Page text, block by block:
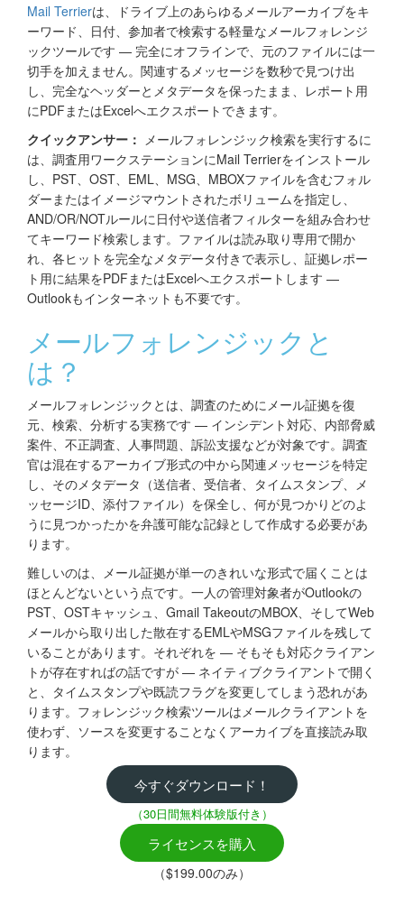
Mail Terrierは、ドライブ上のあらゆるメールアーカイブをキ
ーワード、日付、参加者で検索する軽量なメールフォレンジ
ックツールです — 完全にオフラインで、元のファイルには一
切手を加えません。関連するメッセージを数秒で見つけ出
し、完全なヘッダーとメタデータを保ったまま、レポート用
にPDFまたはExcelへエクスポートできます。
クイックアンサー：
メールフォレンジック検索を実行するに
は、調査用ワークステーションにMail Terrierをインストール
し、PST、OST、EML、MSG、MBOXファイルを含むフォル
ダーまたはイメージマウントされたボリュームを指定し、
AND/OR/NOTルールに日付や送信者フィルターを組み合わせ
てキーワード検索します。ファイルは読み取り専用で開か
れ、各ヒットを完全なメタデータ付きで表示し、証拠レポー
ト用に結果をPDFまたはExcelへエクスポートします —
Outlookもインターネットも不要です。
メールフォレンジックと
は？
メールフォレンジックとは、調査のためにメール証拠を復
元、検索、分析する実務です — インシデント対応、内部脅威
案件、不正調査、人事問題、訴訟支援などが対象です。調査
官は混在するアーカイブ形式の中から関連メッセージを特定
し、そのメタデータ（送信者、受信者、タイムスタンプ、メ
ッセージID、添付ファイル）を保全し、何が見つかりどのよ
うに見つかったかを弁護可能な記録として作成する必要があ
ります。
難しいのは、メール証拠が単一のきれいな形式で届くことは
ほとんどないという点です。一人の管理対象者がOutlookの
PST、OSTキャッシュ、Gmail TakeoutのMBOX、そしてWeb
メールから取り出した散在するEMLやMSGファイルを残して
いることがあります。それぞれを — そもそも対応クライアン
トが存在すればの話ですが — ネイティブクライアントで開く
と、タイムスタンプや既読フラグを変更してしまう恐れがあ
ります。フォレンジック検索ツールはメールクライアントを
使わず、ソースを変更することなくアーカイブを直接読み取
ります。
今すぐダウンロード！
（30日間無料体験版付き）
ライセンスを購入
（$199.00のみ）